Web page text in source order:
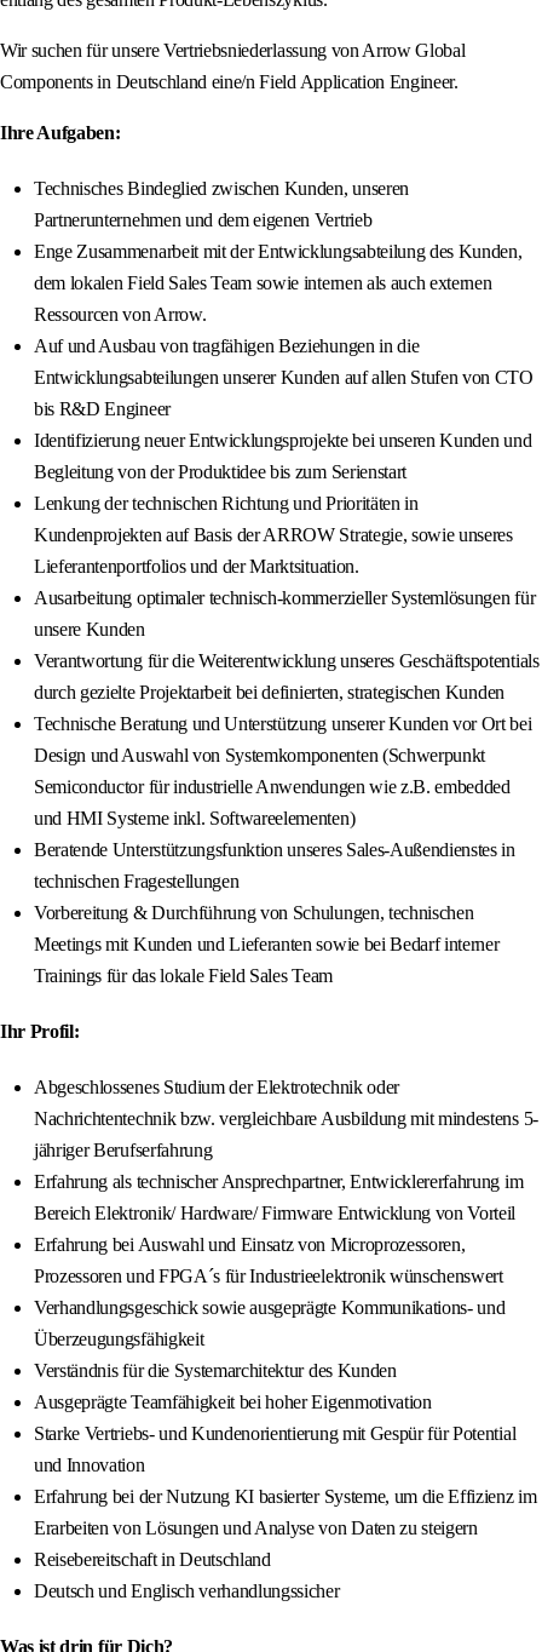
Wir suchen für unsere Vertriebsniederlassung von Arrow Global
Components in Deutschland eine/n Field Application Engineer.
Ihre Aufgaben:
Technisches Bindeglied zwischen Kunden, unseren
Partnerunternehmen und dem eigenen Vertrieb
Enge Zusammenarbeit mit der Entwicklungsabteilung des Kunden,
dem lokalen Field Sales Team sowie internen als auch externen
Ressourcen von Arrow.
Auf und Ausbau von tragfähigen Beziehungen in die
Entwicklungsabteilungen unserer Kunden auf allen Stufen von CTO
bis R&D Engineer
Identifizierung neuer Entwicklungsprojekte bei unseren Kunden und
Begleitung von der Produktidee bis zum Serienstart
Lenkung der technischen Richtung und Prioritäten in
Kundenprojekten auf Basis der ARROW Strategie, sowie unseres
Lieferantenportfolios und der Marktsituation.
Ausarbeitung optimaler technisch-kommerzieller Systemlösungen für
unsere Kunden
Verantwortung für die Weiterentwicklung unseres Geschäftspotentials
durch gezielte Projektarbeit bei definierten, strategischen Kunden
Technische Beratung und Unterstützung unserer Kunden vor Ort bei
Design und Auswahl von Systemkomponenten (Schwerpunkt
Semiconductor für industrielle Anwendungen wie z.B. embedded
und HMI Systeme inkl. Softwareelementen)
Beratende Unterstützungsfunktion unseres Sales-Außendienstes in
technischen Fragestellungen
Vorbereitung & Durchführung von Schulungen, technischen
Meetings mit Kunden und Lieferanten sowie bei Bedarf interner
Trainings für das lokale Field Sales Team
Ihr Profil:
Abgeschlossenes Studium der Elektrotechnik oder
Nachrichtentechnik bzw. vergleichbare Ausbildung mit mindestens 5-
jähriger Berufserfahrung
Erfahrung als technischer Ansprechpartner, Entwicklererfahrung im
Bereich Elektronik/ Hardware/ Firmware Entwicklung von Vorteil
Erfahrung bei Auswahl und Einsatz von Microprozessoren,
Prozessoren und FPGA´s für Industrieelektronik wünschenswert
Verhandlungsgeschick sowie ausgeprägte Kommunikations- und
Überzeugungsfähigkeit
Verständnis für die Systemarchitektur des Kunden
Ausgeprägte Teamfähigkeit bei hoher Eigenmotivation
Starke Vertriebs- und Kundenorientierung mit Gespür für Potential
und Innovation
Erfahrung bei der Nutzung KI basierter Systeme, um die Effizienz im
Erarbeiten von Lösungen und Analyse von Daten zu steigern
Reisebereitschaft in Deutschland
Deutsch und Englisch verhandlungssicher
Was ist drin für Dich?